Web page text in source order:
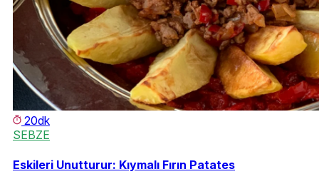
20dk
SEBZE
Eskileri Unutturur: Kıymalı Fırın Patates